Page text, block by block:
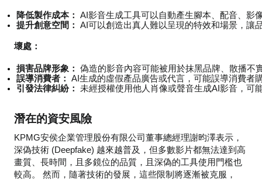
降低製作成本：
AI影音生成工具可以自動產生腳本、配音、影
提升創意空間：
AI可以創造出真人難以呈現的特效和場景，讓
壞處：
損害品牌形象：
偽造的影音內容可能被用於抹黑品牌、散播不
誤導消費者：
AI生成的虛假產品廣告或代言，可能誤導消費者
引發法律糾紛：
未經授權使用他人肖像或聲音生成AI影音，可
潛在的資安風險
KPMG安侯企業管理股份有限公司董事總經理謝昀澤表示，
深偽技術 (Deepfake) 越來越普及，但多數影片都無法達到高
畫質、長時間，且多鏡位的品質，且深偽的工具使用門檻也
較高。 然而，隨著技術的發展，這些限制將逐漸被克服，